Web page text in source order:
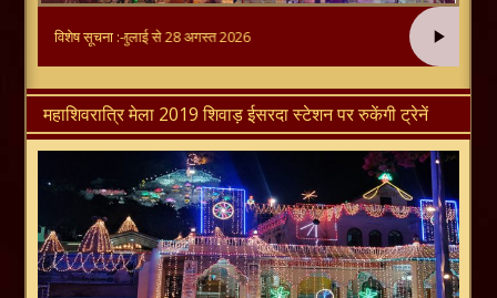
विशेष सूचना :-
महोत्सव 2026, 30 जुलाई से 28 अगस्त 2026
महाशिवरात्रि मेला 2019 शिवाड़ ईसरदा स्टेशन पर रुकेंगी ट्रेनें